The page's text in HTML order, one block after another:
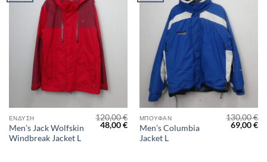
ΈΝΔΥΣΗ
Men’s Jack Wolfskin
Windbreak Jacket L
120,00€
Original
price
48,00€Η
τρέχουσα
τιμή
ΜΠΟΥΦΆΝ
Men’s Columbia
Jacket L
130,00€
Original
price
69,00€Η